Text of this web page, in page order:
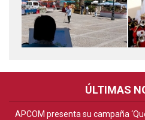
ÚLTIMAS
APCOM presenta su campaña